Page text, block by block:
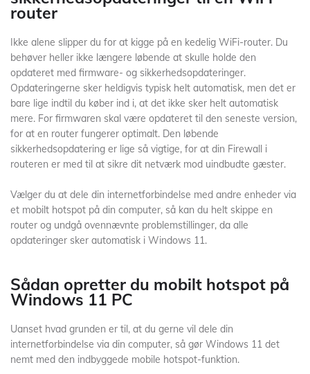
router
Ikke alene slipper du for at kigge på en kedelig WiFi-router. Du
behøver heller ikke længere løbende at skulle holde den
opdateret med firmware- og sikkerhedsopdateringer.
Opdateringerne sker heldigvis typisk helt automatisk, men det er
bare lige indtil du køber ind i, at det ikke sker helt automatisk
mere. For firmwaren skal være opdateret til den seneste version,
for at en router fungerer optimalt. Den løbende
sikkerhedsopdatering er lige så vigtige, for at din Firewall i
routeren er med til at sikre dit netværk mod uindbudte gæster.
Vælger du at dele din internetforbindelse med andre enheder via
et mobilt hotspot på din computer, så kan du helt skippe en
router og undgå ovennævnte problemstillinger, da alle
opdateringer sker automatisk i Windows 11.
Sådan opretter du mobilt hotspot på
Windows 11 PC
Uanset hvad grunden er til, at du gerne vil dele din
internetforbindelse via din computer, så gør Windows 11 det
nemt med den indbyggede mobile hotspot-funktion.